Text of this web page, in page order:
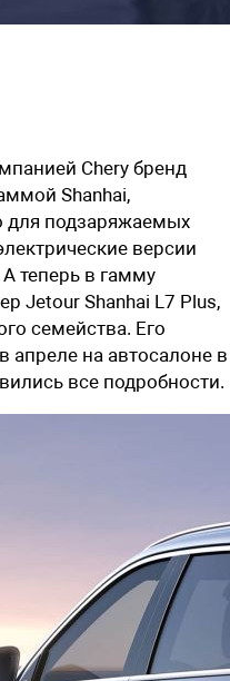
Chery бренд
Shanhai,
для подзаряжаемых
версии
теперь в гамму
Jetour Shanhai L7 Plus,
семейства. Его
апреле на автосалоне в
все подробности.